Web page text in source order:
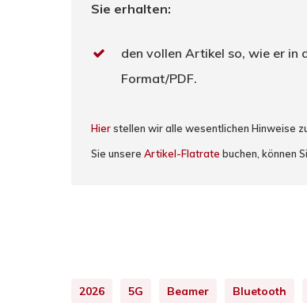
Sie erhalten:
den vollen Artikel so, wie er in
Format/PDF.
Hierstellen wir alle wesentlichen Hinweise
Sie unsere Artikel-Flatrate buchen, können
2026 5G Beamer Bluetooth